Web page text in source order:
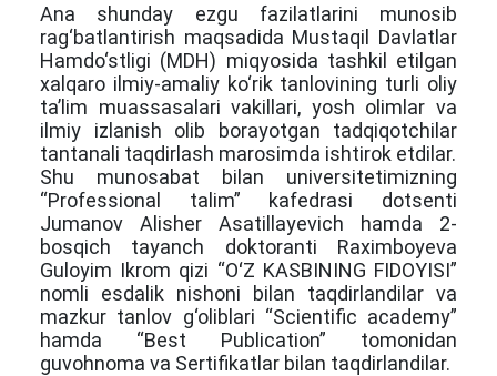
Ana shunday ezgu fazilatlarini munosib
rag‘batlantirish maqsadida Mustaqil Davlatlar
Hamdo‘stligi (MDH) miqyosida tashkil etilgan
xalqaro ilmiy-amaliy ko‘rik tanlovining turli oliy
ta’lim muassasalari vakillari, yosh olimlar va
ilmiy izlanish olib borayotgan tadqiqotchilar
tantanali taqdirlash marosimda ishtirok etdilar.
Shu munosabat bilan universitetimizning
“Professional talim” kafedrasi dotsenti
Jumanov Alisher Asatillayevich hamda 2-
bosqich tayanch doktoranti Raximboyeva
Guloyim Ikrom qizi “OʻZ KASBINING FIDOYISI”
nomli esdalik nishoni bilan taqdirlandilar va
mazkur tanlov g‘oliblari “Scientific academy”
hamda “Best Publication” tomonidan
guvohnoma va Sertifikatlar bilan taqdirlandilar.